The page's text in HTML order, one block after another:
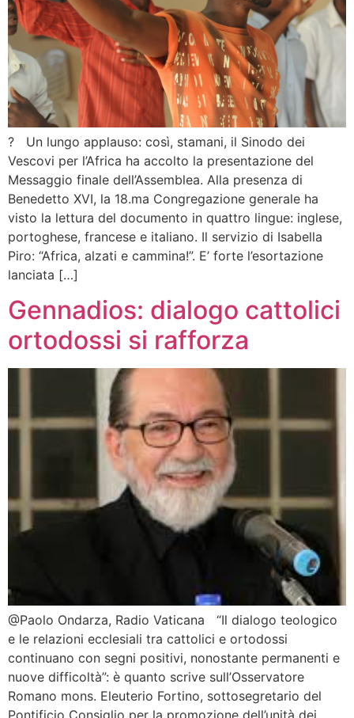
? Un lungo applauso: così, stamani, il Sinodo dei
Vescovi per l’Africa ha accolto la presentazione del
Messaggio finale dell’Assemblea. Alla presenza di
Benedetto XVI, la 18.ma Congregazione generale ha
visto la lettura del documento in quattro lingue: inglese,
portoghese, francese e italiano. Il servizio di Isabella
Piro: “Africa, alzati e cammina!”. E’ forte l’esortazione
lanciata […]
Gennadios: dialogo cattolici
ortodossi si rafforza
@Paolo Ondarza, Radio Vaticana “Il dialogo teologico
e le relazioni ecclesiali tra cattolici e ortodossi
continuano con segni positivi, nonostante permanenti e
nuove difficoltà”: è quanto scrive sull’Osservatore
Romano mons. Eleuterio Fortino, sottosegretario del